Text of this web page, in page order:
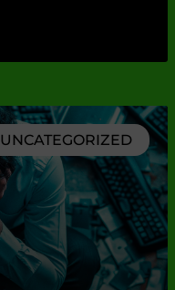
UNCATEGORIZED